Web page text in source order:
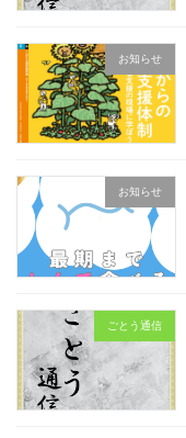
お知らせ
お知らせ
ごとう通信